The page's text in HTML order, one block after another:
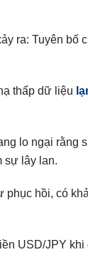
ra: Tuyên bố
thấp dữ liệu
lo ngại rằng
sự lây lan.
hồi, có
USD/JPY